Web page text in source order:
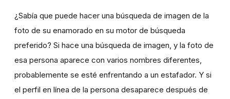
¿Sabía que puede hacer una búsqueda de imagen de la
foto de su enamorado en su motor de búsqueda
preferido? Si hace una búsqueda de imagen, y la foto de
esa persona aparece con varios nombres diferentes,
probablemente se esté enfrentando a un estafador. Y si
el perfil en línea de la persona desaparece después de